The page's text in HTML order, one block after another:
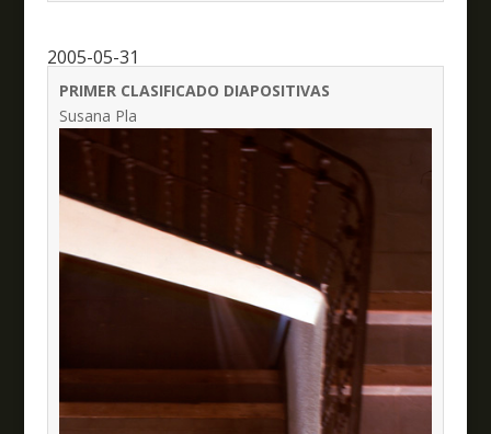
2005-05-31
PRIMER CLASIFICADO DIAPOSITIVAS
Susana Pla